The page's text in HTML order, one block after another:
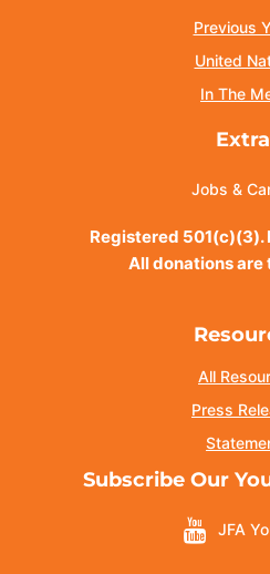
Previous
United
In The
Jobs &
Registered 501(c)(3).
All donations
All
Press
Subscribe Our
JFA